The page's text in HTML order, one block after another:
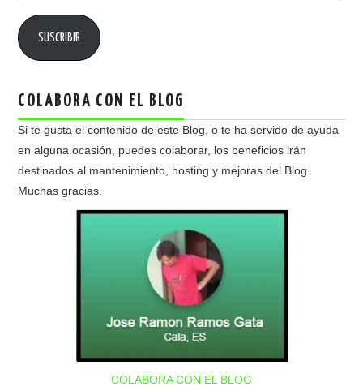
SUSCRIBIR
COLABORA CON EL BLOG
Si te gusta el contenido de este Blog, o te ha servido de ayuda
en alguna ocasión, puedes colaborar, los beneficios irán
destinados al mantenimiento, hosting y mejoras del Blog.
Muchas gracias.
COLABORA CON EL BLOG